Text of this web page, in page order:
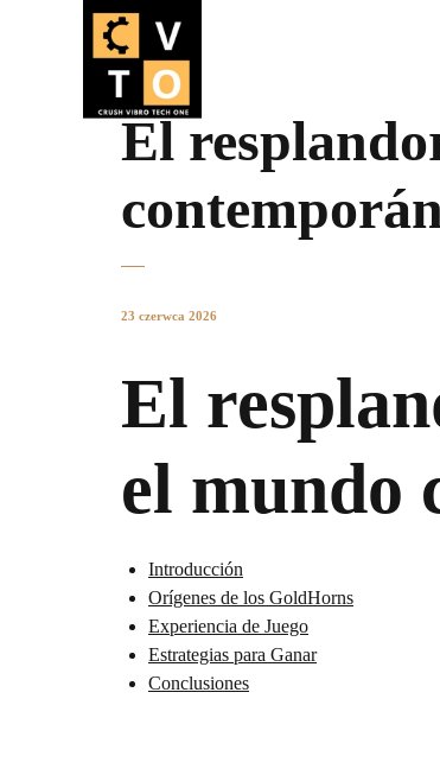
El
23 czerwca 2026
El
el mundo
Introducción
Orígenes de los GoldHorns
Experiencia de Juego
Estrategias para Ganar
Conclusiones